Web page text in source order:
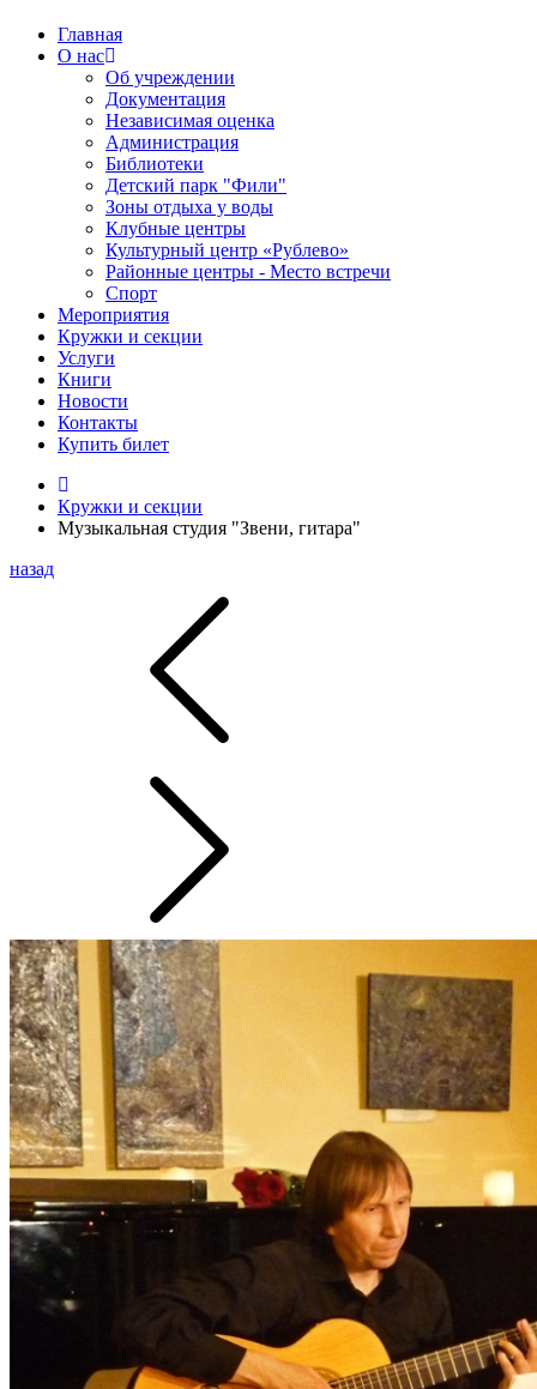
Главная
О нас
Об учреждении
Документация
Независимая оценка
Администрация
Библиотеки
Детский парк "Фили"
Зоны отдыха у воды
Клубные центры
Культурный центр «Рублево»
Районные центры - Место встречи
Спорт
Мероприятия
Кружки и секции
Услуги
Книги
Новости
Контакты
Купить билет
Кружки и секции
Музыкальная студия "Звени, гитара"
назад